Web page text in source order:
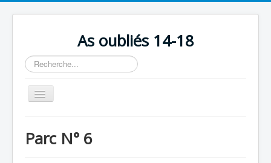
As oubliés 14-18
Rechercher
Basculer
la
Chronologie
Parc N° 6